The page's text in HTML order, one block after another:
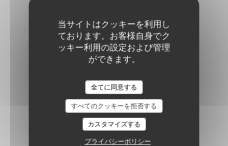
当サイトはクッキーを利用し
ております。お客様自身でク
ッキー利用の設定および管理
ができます。
全てに同意する
すべてのクッキーを拒否する
カスタマイズする
プライバシーポリシー